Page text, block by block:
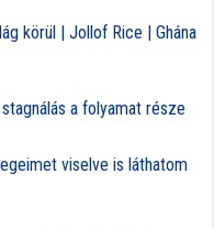
körül | Jollof Rice | Ghána
a folyamat része
viselve is láthatom